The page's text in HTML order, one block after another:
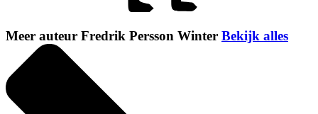
Meer auteur Fredrik Persson Winter Bekijk alles